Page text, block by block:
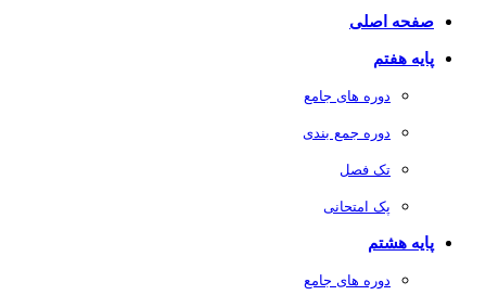
صفحه اصلی
پایه هفتم
دوره های جامع
دوره جمع بندی
تک فصل
پک امتحانی
پایه هشتم
دوره های جامع